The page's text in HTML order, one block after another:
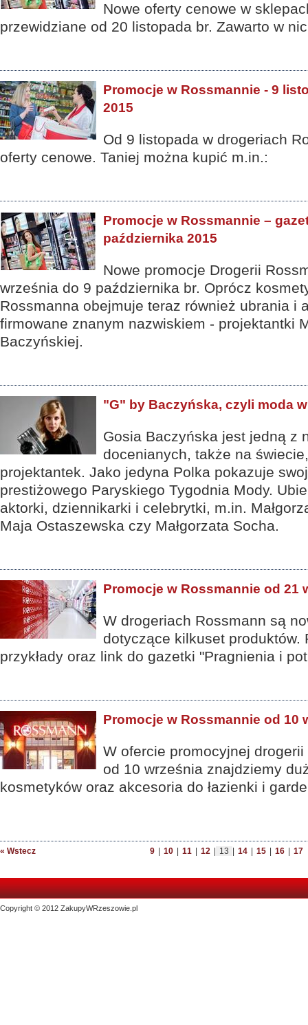
Nowe oferty cenowe w
przewidziane od 20 listopada br. Zawarto w
Promocje w Rossmannie - 9
2015
Od 9 listopada w drogeriach
oferty cenowe. Taniej można kupić m.in.:
Promocje w Rossmannie –
października 2015
Nowe promocje Drogerii
września do 9 października br. Oprócz
Rossmanna obejmuje teraz również ubrania i
firmowane znanym nazwiskiem - projektantki
Baczyńskiej.
"G" by Baczyńska, czyli moda
Gosia Baczyńska jest jedną z
docenianych, także na
projektantek. Jako jedyna Polka pokazuje
prestiżowego Paryskiego Tygodnia Mody.
aktorki, dziennikarki i celebrytki, m.in.
Maja Ostaszewska czy Małgorzata Socha.
Promocje w Rossmannie od 21
W drogeriach Rossmann są
dotyczące kilkuset produktów.
przykłady oraz link do gazetki "Pragnienia i
Promocje w Rossmannie od 10
W ofercie promocyjnej
od 10 września znajdziemy
kosmetyków oraz akcesoria do łazienki i
« Wstecz 9 10 11 12 13 14 15 16 17
Copyright © 2012 ZakupyWRzeszowie.pl